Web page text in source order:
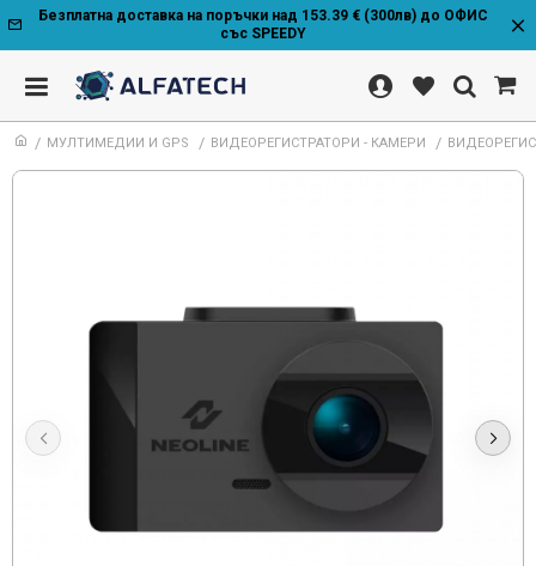
Безплатна доставка на поръчки над 153.39 € (300лв) до ОФИС
със SPEEDY
МУЛТИМЕДИИ И GPS ВИДЕОРЕГИСТРАТОРИ - КАМЕРИ